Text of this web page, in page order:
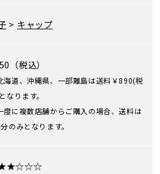
> キャップ
（税込）
道、沖縄県、一部離島は送料￥890(税
なります。
に複数店舗からご購入の場合、送料は
のみとなります。